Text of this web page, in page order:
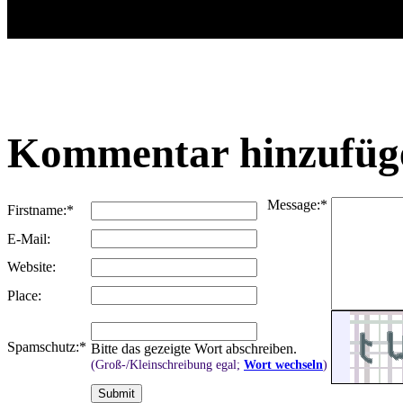
Kommentar
Firstname:* Message:*
E-Mail:
Website:
Place:
Spamschutz:* Bitte das gezeigte Wort abschreiben.
(Groß-/Kleinschreibung egal; Wort wechseln)